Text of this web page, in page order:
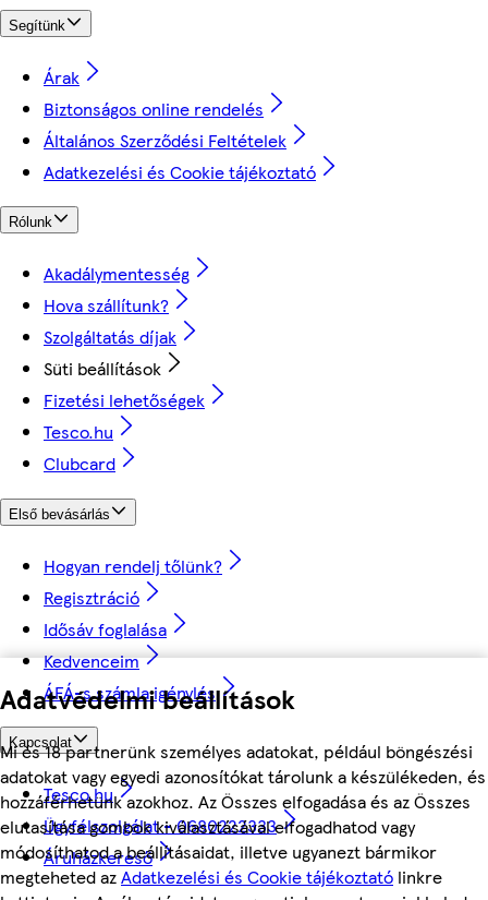
Adatvédelmi beállítások
Mi és 18 partnerünk személyes adatokat, például böngészési
adatokat vagy egyedi azonosítókat tárolunk a készülékeden, és
hozzáférhetünk azokhoz. Az Összes elfogadása és az Összes
elutasítása gombok kiválasztásával elfogadhatod vagy
módosíthatod a beállításaidat, illetve ugyanezt bármikor
megteheted azAdatkezelési és Cookie tájékoztató linkre
Segítünk
Árak
Biztonságos online rendelés
Általános Szerződési Feltételek
Adatkezelési és Cookie tájékoztató
Rólunk
Akadálymentesség
Hova szállítunk?
Szolgáltatás díjak
Süti beállítások
Fizetési lehetőségek
Tesco.hu
Clubcard
Első bevásárlás
Hogyan rendelj tőlünk?
Regisztráció
Idősáv foglalása
Kedvenceim
ÁFÁ-s számla igénylés
Kapcsolat
Tesco.hu
Ügyfélszolgálat - 0680222333
Áruházkereső